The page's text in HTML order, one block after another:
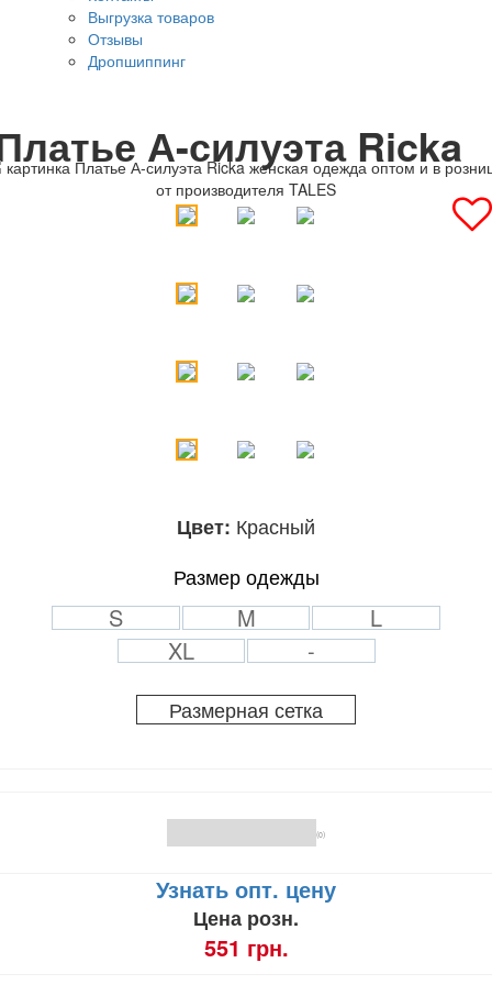
Выгрузка товаров
Отзывы
Дропшиппинг
А-силуэта Ricka
Цвет: Красный
Размер одежды
S M
L
XL
-
Размерная сетка
(0)
Узнать опт. цену
Цена розн.
551 грн.